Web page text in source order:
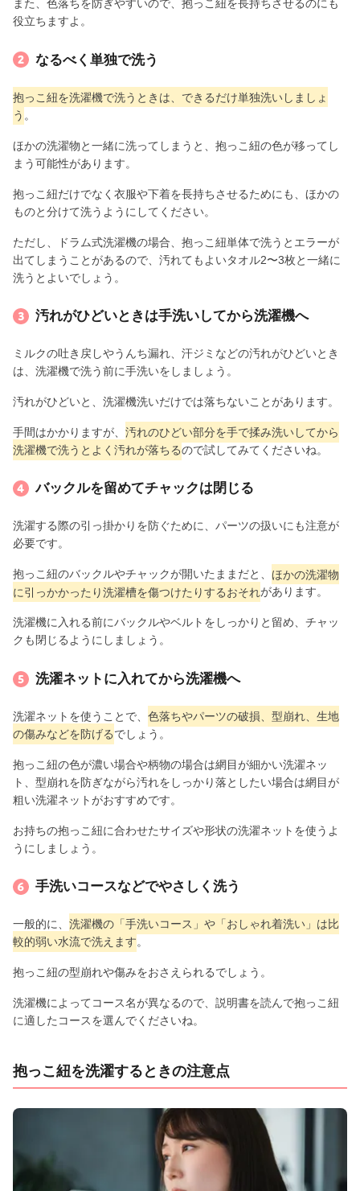
また、色落ちを防ぎやすいので、抱っこ紐を長持ちさせるのにも
役立ちますよ。
なるべく単独で洗う
抱っこ紐を洗濯機で洗うときは、できるだけ単独洗いしましょ
う 。
ほかの洗濯物と一緒に洗ってしまうと、抱っこ紐の色が移ってし
まう可能性があります。
抱っこ紐だけでなく衣服や下着を長持ちさせるためにも、ほかの
ものと分けて洗うようにしてください。
ただし、ドラム式洗濯機の場合、抱っこ紐単体で洗うとエラーが
出てしまうことがあるので、汚れてもよいタオル2〜3枚と一緒に
洗うとよいでしょう。
汚れがひどいときは手洗いしてから洗濯機へ
ミルクの吐き戻しやうんち漏れ、汗ジミなどの汚れがひどいとき
は、洗濯機で洗う前に手洗いをしましょう。
汚れがひどいと、洗濯機洗いだけでは落ちないことがあります。
手間はかかりますが、 汚れのひどい部分を手で揉み洗いしてから
洗濯機で洗うとよく汚れが落ちるので試してみてくださいね。
バックルを留めてチャックは閉じる
洗濯する際の引っ掛かりを防ぐために、パーツの扱いにも注意が
必要です。
抱っこ紐のバックルやチャックが開いたままだと、 ほかの洗濯物
に引っかかったり洗濯槽を傷つけたりするおそれがあります。
洗濯機に入れる前にバックルやベルトをしっかりと留め、チャッ
クも閉じるようにしましょう。
洗濯ネットに入れてから洗濯機へ
洗濯ネットを使うことで、 色落ちやパーツの破損、型崩れ、生地
の傷みなどを防げるでしょう。
抱っこ紐の色が濃い場合や柄物の場合は網目が細かい洗濯ネッ
ト、型崩れを防ぎながら汚れをしっかり落としたい場合は網目が
粗い洗濯ネットがおすすめです。
お持ちの抱っこ紐に合わせたサイズや形状の洗濯ネットを使うよ
うにしましょう。
手洗いコースなどでやさしく洗う
一般的に、 洗濯機の「手洗いコース」や「おしゃれ着洗い」は比
較的弱い水流で洗えます。
抱っこ紐の型崩れや傷みをおさえられるでしょう。
洗濯機によってコース名が異なるので、説明書を読んで抱っこ紐
に適したコースを選んでくださいね。
抱っこ紐を洗濯するときの注意点